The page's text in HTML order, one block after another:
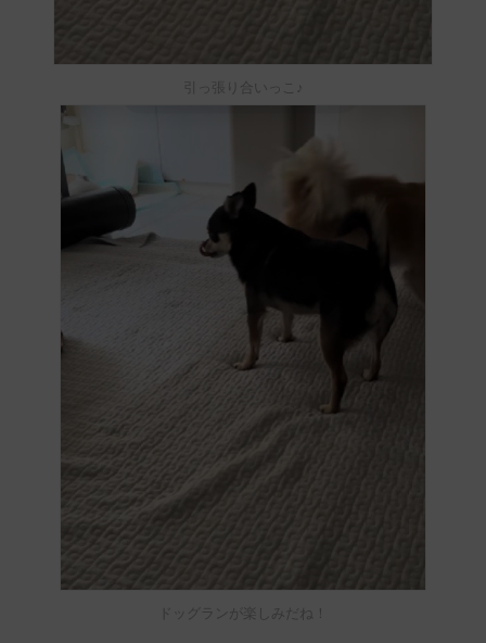
引っ張り合いっこ♪
ドッグランが楽しみだね！